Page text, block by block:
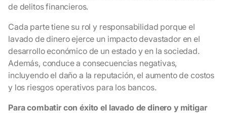
de delitos financieros.
Cada parte tiene su rol y responsabilidad porque el
lavado de dinero ejerce un impacto devastador en el
desarrollo económico de un estado y en la sociedad.
Además, conduce a consecuencias negativas,
incluyendo el daño a la reputación, el aumento de costos
y los riesgos operativos para los bancos.
Para combatir con éxito el lavado de dinero y mitigar